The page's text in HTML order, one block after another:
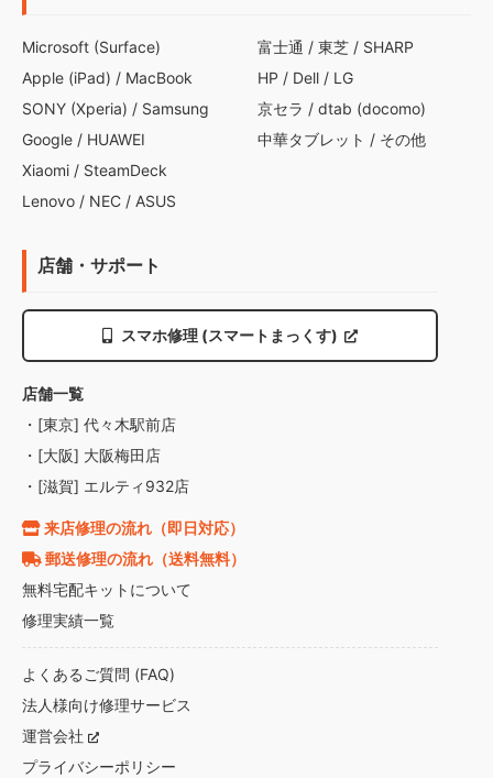
Microsoft (Surface)
Apple (iPad) / MacBook
SONY (Xperia) / Samsung
Google / HUAWEI
Xiaomi / SteamDeck
Lenovo / NEC / ASUS
富士通 / 東芝 / SHARP
HP / Dell / LG
京セラ / dtab (docomo)
中華タブレット / その他
店舗・サポート
スマホ修理 (スマートまっくす)
店舗一覧
・[東京] 代々木駅前店
・[大阪] 大阪梅田店
・[滋賀] エルティ932店
来店修理の流れ（即日対応）
郵送修理の流れ（送料無料）
無料宅配キットについて
修理実績一覧
よくあるご質問 (FAQ)
法人様向け修理サービス
運営会社
プライバシーポリシー